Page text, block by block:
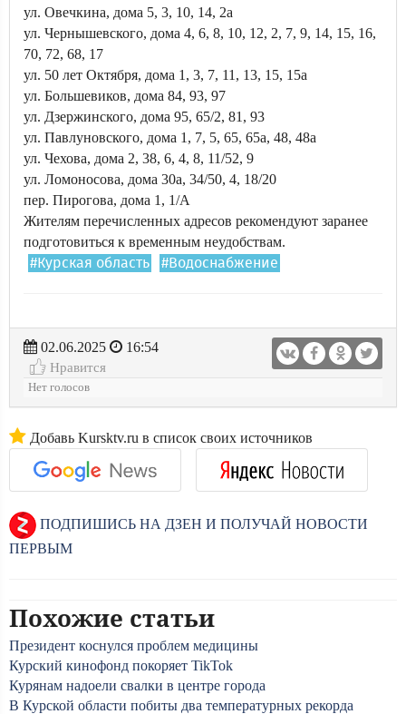
ул. Овечкина, дома 5, 3, 10, 14, 2а
ул. Чернышевского, дома 4, 6, 8, 10, 12, 2, 7, 9, 14, 15, 16,
70, 72, 68, 17
ул. 50 лет Октября, дома 1, 3, 7, 11, 13, 15, 15а
ул. Большевиков, дома 84, 93, 97
ул. Дзержинского, дома 95, 65/2, 81, 93
ул. Павлуновского, дома 1, 7, 5, 65, 65а, 48, 48а
ул. Чехова, дома 2, 38, 6, 4, 8, 11/52, 9
ул. Ломоносова, дома 30а, 34/50, 4, 18/20
пер. Пирогова, дома 1, 1/А
Жителям перечисленных адресов рекомендуют заранее
подготовиться к временным неудобствам.
#Курская область #Водоснабжение
02.06.2025
16:54
Нравится
Нет голосов
Добавь Kursktv.ru в список своих источников
ПОДПИШИСЬ НА ДЗЕН И ПОЛУЧАЙ НОВОСТИ
ПЕРВЫМ
Похожие статьи
Президент коснулся проблем медицины
Курский кинофонд покоряет TikTok
Курянам надоели свалки в центре города
В Курской области побиты два температурных рекорда